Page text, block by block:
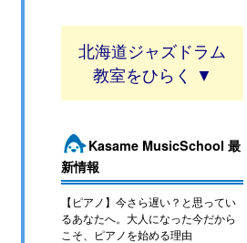
北海道ジャズドラム
教室
Kasame MusicSchool 最
新情報
【ピアノ】今さら遅い？と思ってい
るあなたへ。大人になった今だから
こそ、ピアノを始める理由